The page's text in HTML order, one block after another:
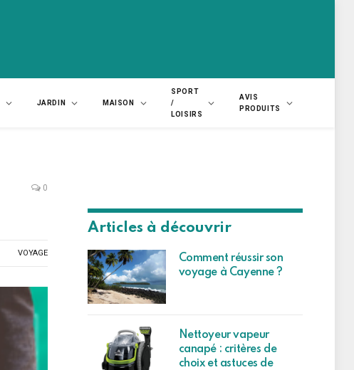
JARDIN MAISON
SPORT
/
LOISIRS
AVIS
PRODUITS
0
VOYAGE
Articles à découvrir
Comment réussir son
voyage à Cayenne ?
Nettoyeur vapeur
canapé : critères de
choix et astuces de